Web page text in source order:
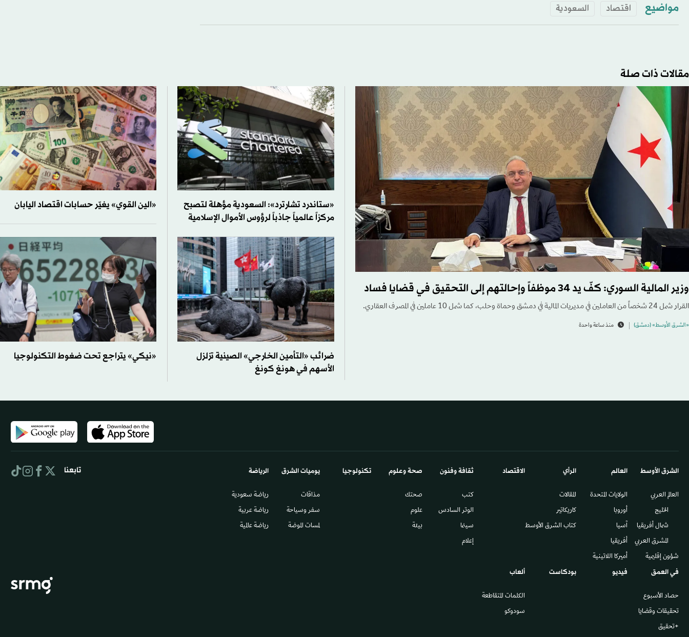
مواضيع اقتصاد السعودية
مقالات ذات صلة
وزير المالية السوري: كفّ يد 34 موظفاً وإحالتهم إلى التحقيق في قضايا فساد
القرار شمل 24 شخصاً من العاملين في مديريات المالية في دمشق وحماة وحلب، كما شمل 10 عاملين في المصرف العقاري.
«الشرق الأوسط» (دمشق) منذ ساعة واحدة
«ستاندرد تشارترد»: السعودية مؤهلة لتصبح
مركزاً عالمياً جاذباً لرؤوس الأموال الإسلامية
«الين القوي» يغيّر حسابات اقتصاد اليابان
ضرائب «التأمين الخارجي» الصينية تزلزل
الأسهم في هونغ كونغ
«نيكي» يتراجع تحت ضغوط التكنولوجيا
الشرق الأوسط​
العالم العربي
الخليج
شمال أفريقيا
المشرق العربي
شؤون إقليمية
العالم
الولايات المتحدة
أوروبا
آسيا
أفريقيا
أميركا اللاتينية
الرأي
المقالات
كاريكاتير
كتاب الشرق الأوسط
الاقتصاد ثقافة وفنون
كتب
الوتر السادس​
سينما
إعلام
صحة وعلوم
صحتك
علوم
بيئة
تكنولوجيا يوميات الشرق​
مذاقات
سفر وسياحة
لمسات الموضة
الرياضة
رياضة سعودية
رياضة عربية
رياضة عالمية
في العمق
حصاد الأسبوع
تحقيقات وقضايا
+تحقيق
فيديو بودكاست ألعاب
الكلمات المتقاطعة
سودوكو
تابعنا